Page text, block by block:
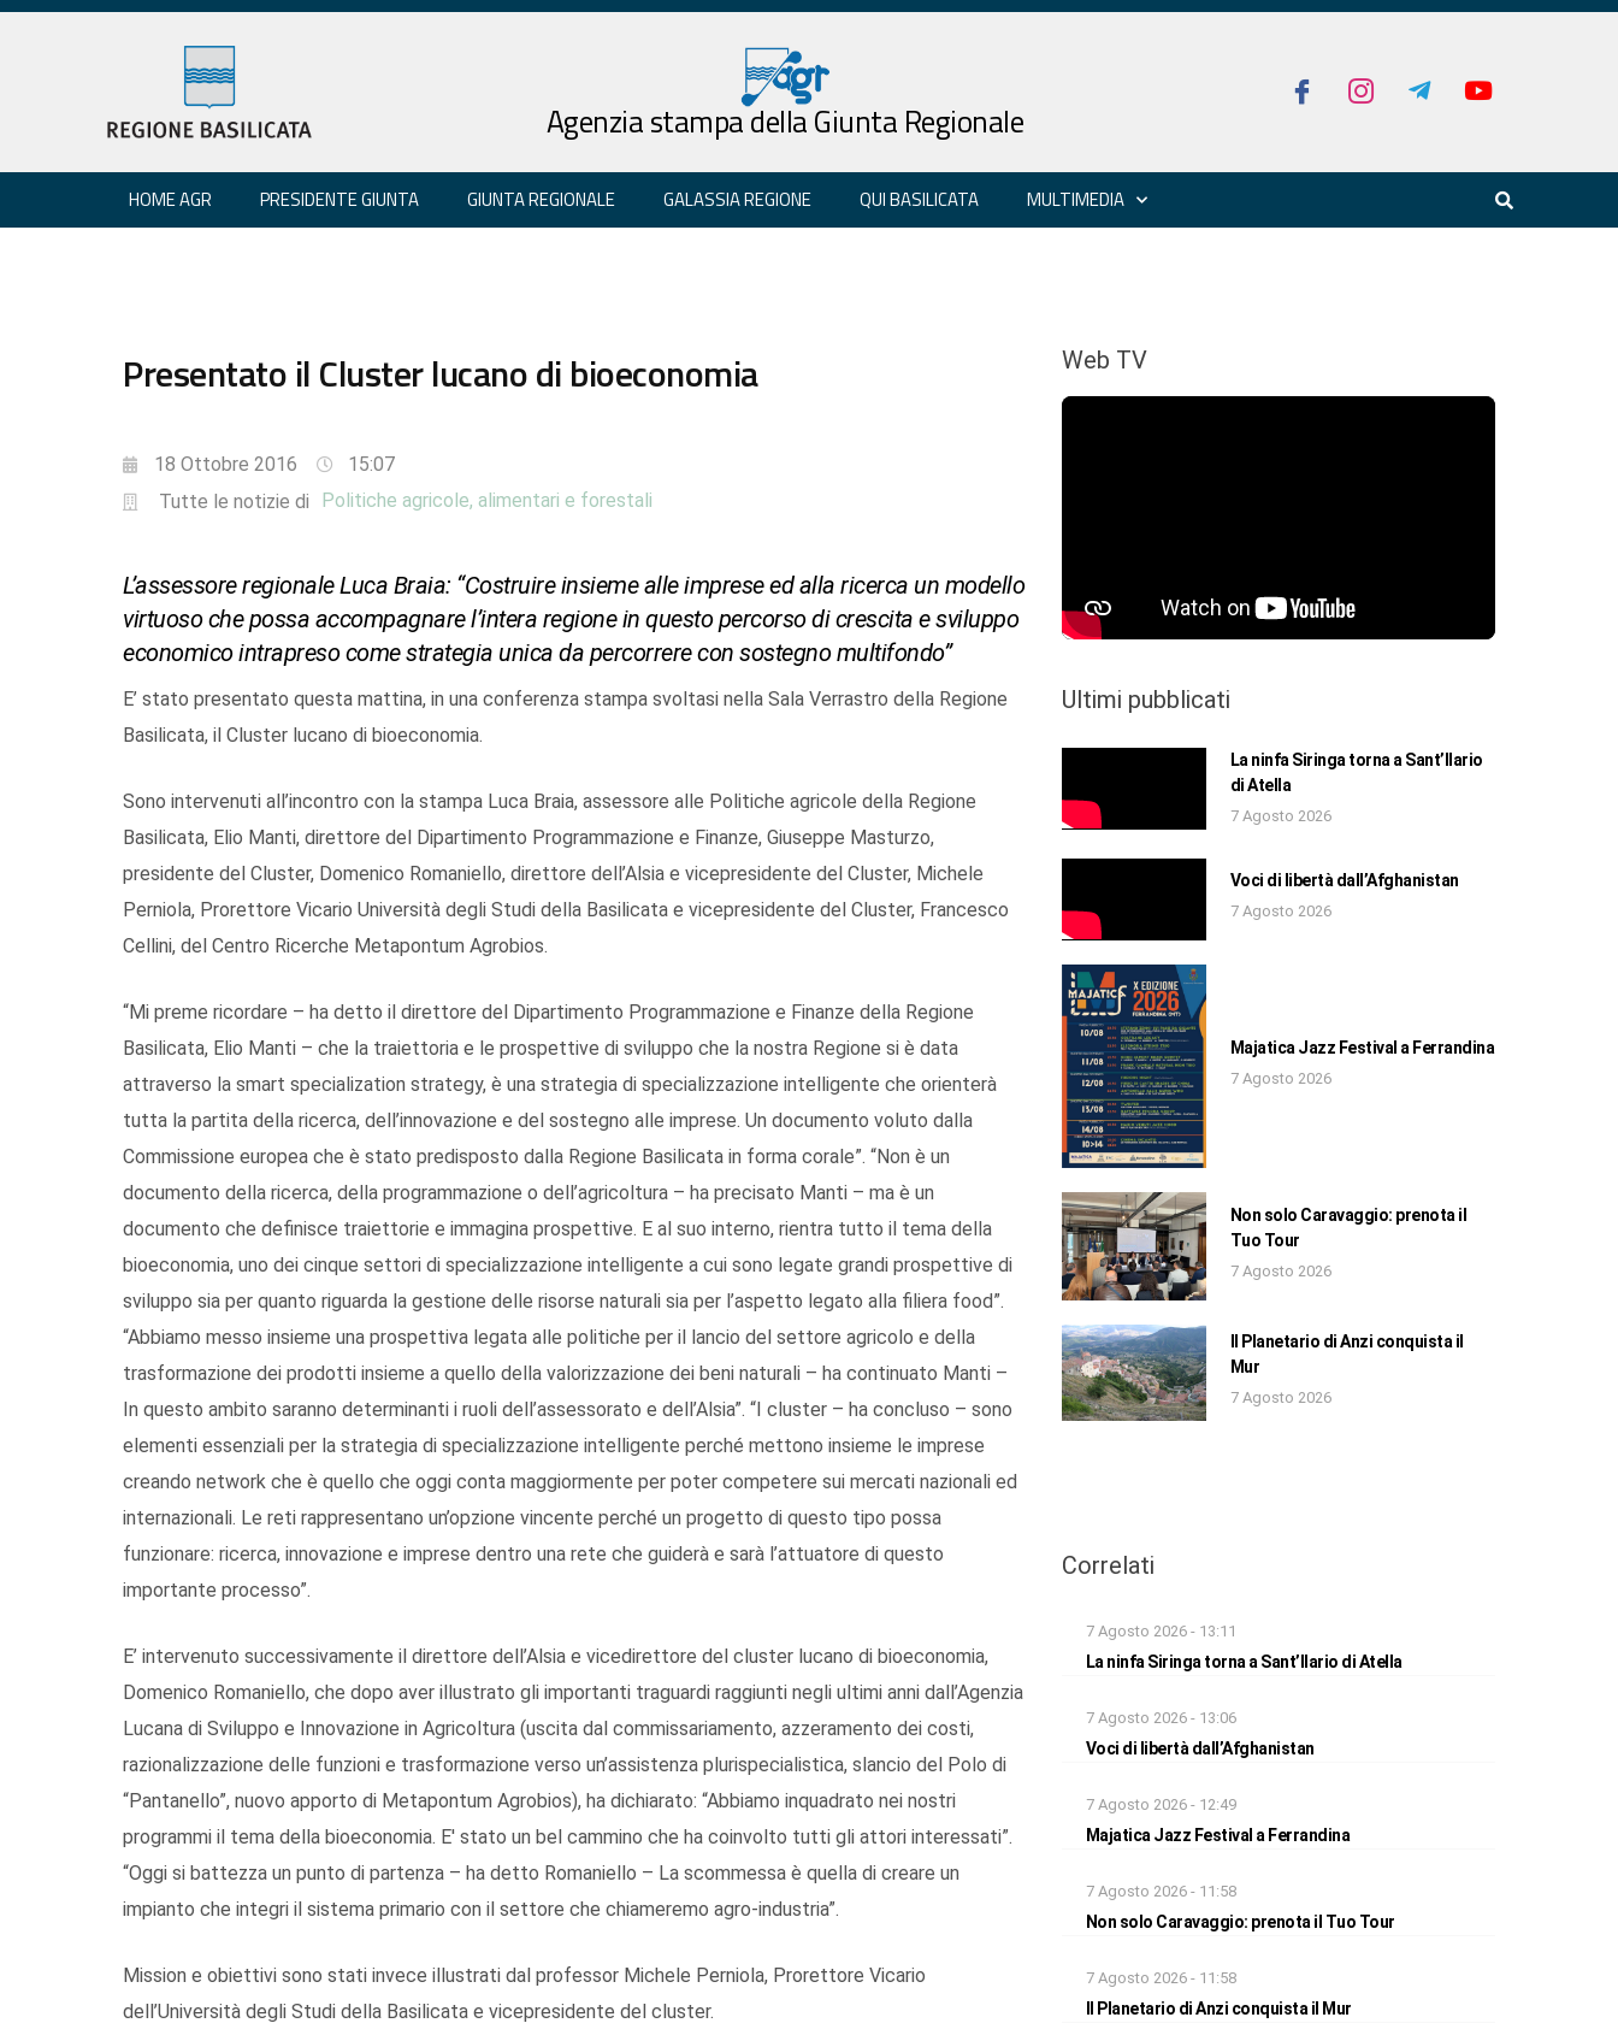
Agenzia stampa della Giunta Regionale
HOME AGR PRESIDENTE GIUNTA GIUNTA REGIONALE GALASSIA REGIONE QUI BASILICATA MULTIMEDIA
Presentato il Cluster lucano di bioeconomia
18 Ottobre 2016
15:07
Tutte le notizie di
Politiche agricole, alimentari e forestali
L’assessore regionale Luca Braia: “Costruire insieme alle imprese ed alla ricerca un modello
virtuoso che possa accompagnare l’intera regione in questo percorso di crescita e sviluppo
economico intrapreso come strategia unica da percorrere con sostegno multifondo”
E’ stato presentato questa mattina, in una conferenza stampa svoltasi nella Sala Verrastro della Regione
Basilicata, il Cluster lucano di bioeconomia.
Sono intervenuti all’incontro con la stampa Luca Braia, assessore alle Politiche agricole della Regione
Basilicata, Elio Manti, direttore del Dipartimento Programmazione e Finanze, Giuseppe Masturzo,
presidente del Cluster, Domenico Romaniello, direttore dell’Alsia e vicepresidente del Cluster, Michele
Perniola, Prorettore Vicario Università degli Studi della Basilicata e vicepresidente del Cluster, Francesco
Cellini, del Centro Ricerche Metapontum Agrobios.
“Mi preme ricordare – ha detto il direttore del Dipartimento Programmazione e Finanze della Regione
Basilicata, Elio Manti – che la traiettoria e le prospettive di sviluppo che la nostra Regione si è data
attraverso la smart specialization strategy, è una strategia di specializzazione intelligente che orienterà
tutta la partita della ricerca, dell’innovazione e del sostegno alle imprese. Un documento voluto dalla
Commissione europea che è stato predisposto dalla Regione Basilicata in forma corale”. “Non è un
documento della ricerca, della programmazione o dell’agricoltura – ha precisato Manti – ma è un
documento che definisce traiettorie e immagina prospettive. E al suo interno, rientra tutto il tema della
bioeconomia, uno dei cinque settori di specializzazione intelligente a cui sono legate grandi prospettive di
sviluppo sia per quanto riguarda la gestione delle risorse naturali sia per l’aspetto legato alla filiera food”.
“Abbiamo messo insieme una prospettiva legata alle politiche per il lancio del settore agricolo e della
trasformazione dei prodotti insieme a quello della valorizzazione dei beni naturali – ha continuato Manti –
In questo ambito saranno determinanti i ruoli dell’assessorato e dell’Alsia”. “I cluster – ha concluso – sono
elementi essenziali per la strategia di specializzazione intelligente perché mettono insieme le imprese
creando network che è quello che oggi conta maggiormente per poter competere sui mercati nazionali ed
internazionali. Le reti rappresentano un’opzione vincente perché un progetto di questo tipo possa
funzionare: ricerca, innovazione e imprese dentro una rete che guiderà e sarà l’attuatore di questo
importante processo”.
E’ intervenuto successivamente il direttore dell’Alsia e vicedirettore del cluster lucano di bioeconomia,
Domenico Romaniello, che dopo aver illustrato gli importanti traguardi raggiunti negli ultimi anni dall’Agenzia
Lucana di Sviluppo e Innovazione in Agricoltura (uscita dal commissariamento, azzeramento dei costi,
razionalizzazione delle funzioni e trasformazione verso un’assistenza plurispecialistica, slancio del Polo di
“Pantanello”, nuovo apporto di Metapontum Agrobios), ha dichiarato: “Abbiamo inquadrato nei nostri
programmi il tema della bioeconomia. E' stato un bel cammino che ha coinvolto tutti gli attori interessati”.
“Oggi si battezza un punto di partenza – ha detto Romaniello – La scommessa è quella di creare un
impianto che integri il sistema primario con il settore che chiameremo agro-industria”.
Mission e obiettivi sono stati invece illustrati dal professor Michele Perniola, Prorettore Vicario
dell’Università degli Studi della Basilicata e vicepresidente del cluster.
Web TV
Ultimi pubblicati
La ninfa Siringa torna a Sant’Ilario
di Atella
7 Agosto 2026
Voci di libertà dall’Afghanistan
7 Agosto 2026
Majatica Jazz Festival a Ferrandina
7 Agosto 2026
Non solo Caravaggio: prenota il
Tuo Tour
7 Agosto 2026
Il Planetario di Anzi conquista il
Mur
7 Agosto 2026
Correlati
7 Agosto 2026 - 13:11
La ninfa Siringa torna a Sant’Ilario di Atella
7 Agosto 2026 - 13:06
Voci di libertà dall’Afghanistan
7 Agosto 2026 - 12:49
Majatica Jazz Festival a Ferrandina
7 Agosto 2026 - 11:58
Non solo Caravaggio: prenota il Tuo Tour
7 Agosto 2026 - 11:58
Il Planetario di Anzi conquista il Mur